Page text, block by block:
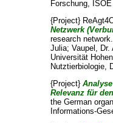
Forschung,
{Project}
Netzwerk
research
Julia;Vaupel, Dr.
Universität
Nutztierbiologie,
{Project}
Relevanz für
the German
Informations-